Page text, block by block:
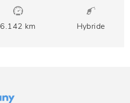
6.142 km Hybride